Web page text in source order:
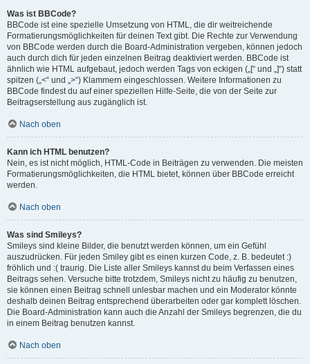
Was ist BBCode?
BBCode ist eine spezielle Umsetzung von HTML, die dir weitreichende
Formatierungsmöglichkeiten für deinen Text gibt. Die Rechte zur Verwendung
von BBCode werden durch die Board-Administration vergeben, können jedoch
auch durch dich für jeden einzelnen Beitrag deaktiviert werden. BBCode ist
ähnlich wie HTML aufgebaut, jedoch werden Tags von eckigen („[“ und „]“) statt
spitzen („<“ und „>“) Klammern eingeschlossen. Weitere Informationen zu
BBCode findest du auf einer speziellen Hilfe-Seite, die von der Seite zur
Beitragserstellung aus zugänglich ist.
Nach oben
Kann ich HTML benutzen?
Nein, es ist nicht möglich, HTML-Code in Beiträgen zu verwenden. Die meisten
Formatierungsmöglichkeiten, die HTML bietet, können über BBCode erreicht
werden.
Nach oben
Was sind Smileys?
Smileys sind kleine Bilder, die benutzt werden können, um ein Gefühl
auszudrücken. Für jeden Smiley gibt es einen kurzen Code, z. B. bedeutet :)
fröhlich und :( traurig. Die Liste aller Smileys kannst du beim Verfassen eines
Beitrags sehen. Versuche bitte trotzdem, Smileys nicht zu häufig zu benutzen,
sie können einen Beitrag schnell unlesbar machen und ein Moderator könnte
deshalb deinen Beitrag entsprechend überarbeiten oder gar komplett löschen.
Die Board-Administration kann auch die Anzahl der Smileys begrenzen, die du
in einem Beitrag benutzen kannst.
Nach oben